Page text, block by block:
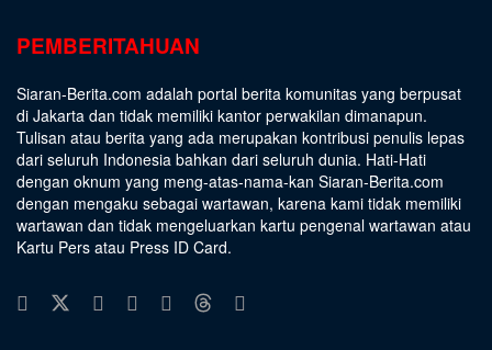
PEMBERITAHUAN
Siaran-Berita.com adalah portal berita komunitas yang berpusat
di Jakarta dan tidak memiliki kantor perwakilan dimanapun.
Tulisan atau berita yang ada merupakan kontribusi penulis lepas
dari seluruh Indonesia bahkan dari seluruh dunia. Hati-Hati
dengan oknum yang meng-atas-nama-kan Siaran-Berita.com
dengan mengaku sebagai wartawan, karena kami tidak memiliki
wartawan dan tidak mengeluarkan kartu pengenal wartawan atau
Kartu Pers atau Press ID Card.